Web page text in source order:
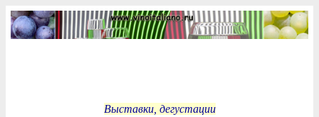
Выставки, дегустации